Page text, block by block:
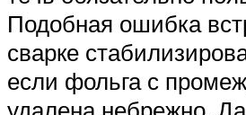
Подобная ошибка
сварке
если фольга с
удалена небрежно.